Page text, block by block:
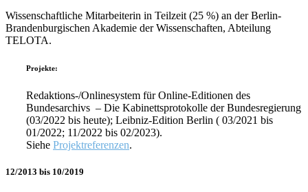
Wissenschaftliche Mitarbeiterin in Teilzeit (25 %) an der Berlin-
Brandenburgischen Akademie der Wissenschaften, Abteilung
TELOTA.
Projekte:
Redaktions-/Onlinesystem für Online-Editionen des
Bundesarchivs – Die Kabinettsprotokolle der Bundesregierung
(03/2022 bis heute); Leibniz-Edition Berlin ( 03/2021 bis
01/2022; 11/2022 bis 02/2023).
Siehe Projektreferenzen.
12/2013 bis 10/2019